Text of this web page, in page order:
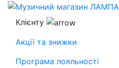
Клієнту
Акції та знижки
Програма лояльності